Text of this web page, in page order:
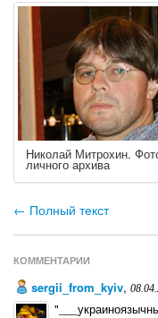
Николай Митрохин.
личного архива
← Полный текст
КОММЕНТАРИИ
sergii_from_kyiv,